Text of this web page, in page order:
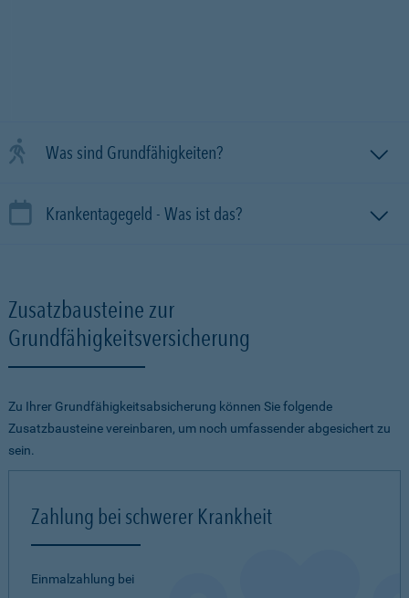
Was sind Grundfähigkeiten?
Krankentagegeld - Was ist das?
Zusatzbausteine zur
Grundfähigkeitsversicherung
Zu Ihrer Grundfähigkeitsabsicherung können Sie folgende
Zusatzbausteine vereinbaren, um noch umfassender abgesichert zu
sein.
Zahlung bei schwerer Krankheit
Einmalzahlung bei